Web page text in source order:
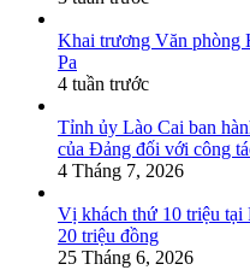
Khai trương Văn phòng
Pa
4 tuần trước
Tỉnh ủy Lào Cai ban
của Đảng đối với công
4 Tháng 7, 2026
Vị khách thứ 10 triệu tại
20 triệu đồng
25 Tháng 6, 2026